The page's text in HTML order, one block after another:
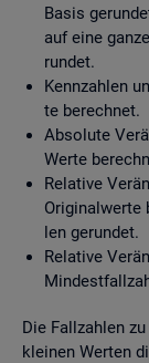
Basis
auf eine
run­det.
Kenn­zah­len
te be­rech­net.
Ab­so­lu­te
Werte
Re­la­ti­ve
Ori­gi­nal­wer­te
len ge­run­det.
Re­la­ti­ve
Die Fall­zah­len
klei­nen Wer­ten